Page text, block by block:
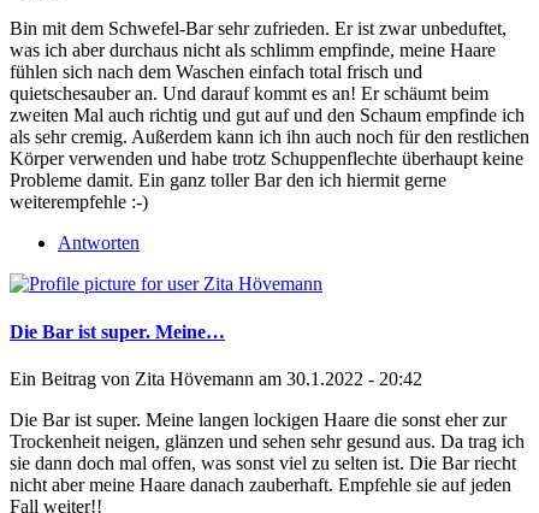
Bin mit dem Schwefel-Bar sehr zufrieden. Er ist zwar unbeduftet,
was ich aber durchaus nicht als schlimm empfinde, meine Haare
fühlen sich nach dem Waschen einfach total frisch und
quietschesauber an. Und darauf kommt es an! Er schäumt beim
zweiten Mal auch richtig und gut auf und den Schaum empfinde ich
als sehr cremig. Außerdem kann ich ihn auch noch für den restlichen
Körper verwenden und habe trotz Schuppenflechte überhaupt keine
Probleme damit. Ein ganz toller Bar den ich hiermit gerne
weiterempfehle :-)
Antworten
Die Bar ist super. Meine…
Ein Beitrag von Zita Hövemann am 30.1.2022 - 20:42
Die Bar ist super. Meine langen lockigen Haare die sonst eher zur
Trockenheit neigen, glänzen und sehen sehr gesund aus. Da trag ich
sie dann doch mal offen, was sonst viel zu selten ist. Die Bar riecht
nicht aber meine Haare danach zauberhaft. Empfehle sie auf jeden
Fall weiter!!